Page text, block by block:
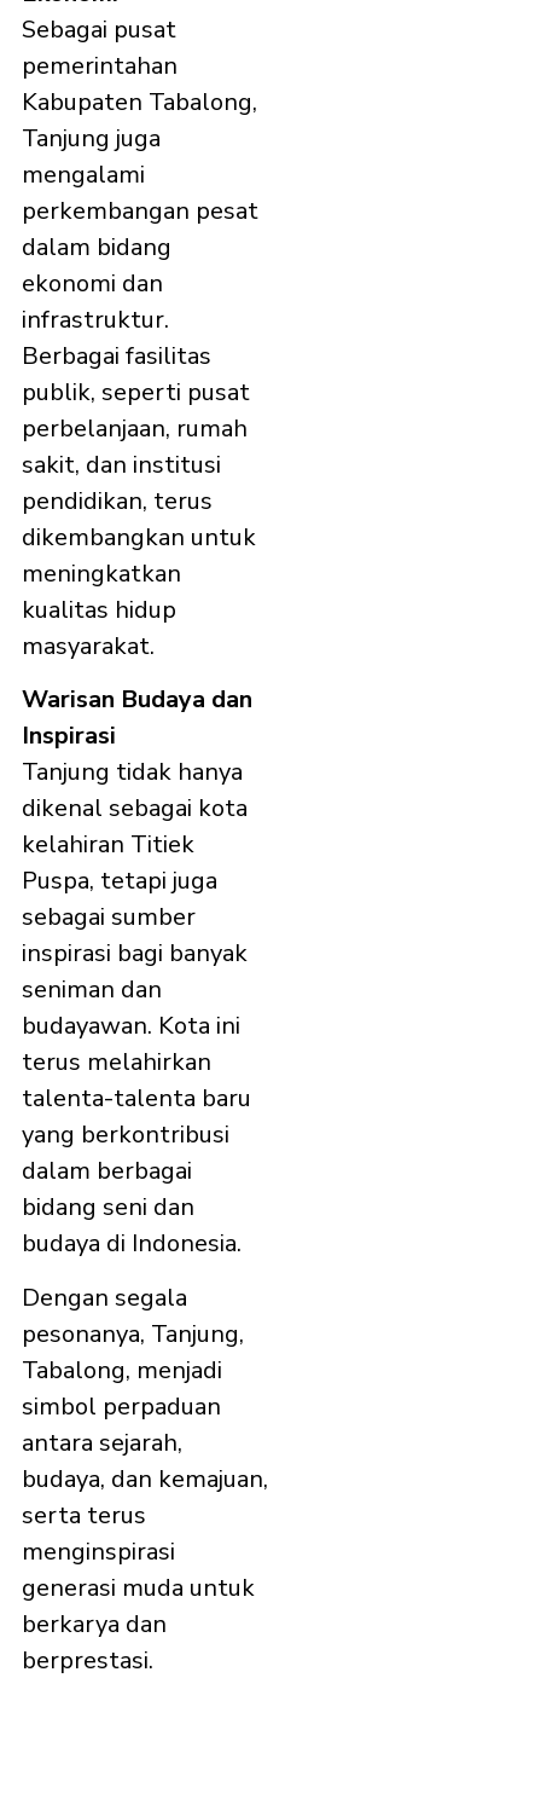
Sebagai pusat
pemerintahan
Kabupaten Tabalong,
Tanjung juga
mengalami
perkembangan pesat
dalam bidang
ekonomi dan
infrastruktur.
Berbagai fasilitas
publik, seperti pusat
perbelanjaan, rumah
sakit, dan institusi
pendidikan, terus
dikembangkan untuk
meningkatkan
kualitas hidup
masyarakat.​
Warisan Budaya dan
Inspirasi
Tanjung tidak hanya
dikenal sebagai kota
kelahiran Titiek
Puspa, tetapi juga
sebagai sumber
inspirasi bagi banyak
seniman dan
budayawan. Kota ini
terus melahirkan
talenta-talenta baru
yang berkontribusi
dalam berbagai
bidang seni dan
budaya di Indonesia.​
Dengan segala
pesonanya, Tanjung,
Tabalong, menjadi
simbol perpaduan
antara sejarah,
budaya, dan kemajuan,
serta terus
menginspirasi
generasi muda untuk
berkarya dan
berprestasi.